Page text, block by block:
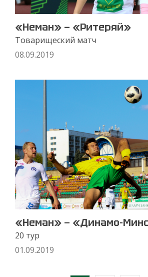
«Неман» — «Ритеряй»
Товарищеский матч
08.09.2019
«Неман» — «Динамо-
20 тур
01.09.2019